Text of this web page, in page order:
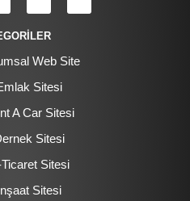
Web Site
Sitesi
A Car Sitesi
Sitesi
Sitesi
Sitesi